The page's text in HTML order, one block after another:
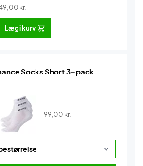
kr.
Læg i kurv
Socks Short 3-pack
99,00 kr.